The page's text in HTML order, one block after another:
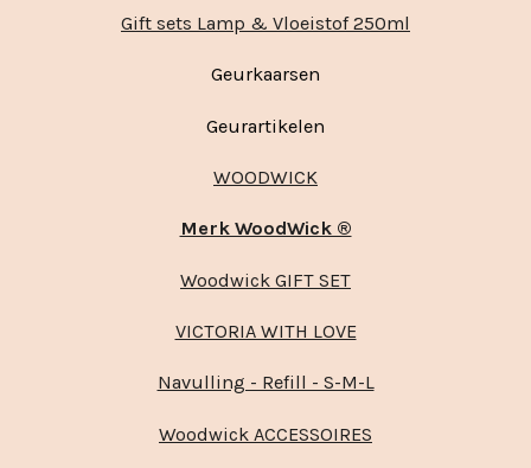
Gift sets Lamp & Vloeistof 250ml
Geurkaarsen
Geurartikelen
WOODWICK
Merk WoodWick ®
Woodwick GIFT SET
VICTORIA WITH LOVE
Navulling - Refill - S-M-L
Woodwick ACCESSOIRES